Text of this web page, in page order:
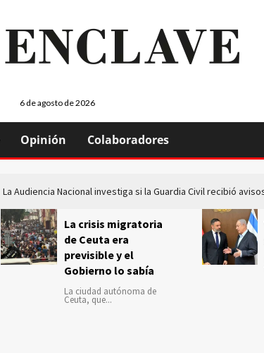
6 de agosto de 2026
Opinión Colaboradores
La Audiencia Nacional investiga si la Guardia Civil recibió
La crisis migratoria
de Ceuta era
previsible y el
Gobierno lo sabía
La ciudad autónoma de
Ceuta, que...